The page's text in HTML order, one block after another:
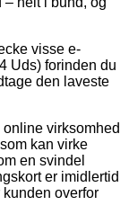
visse e-
Uds) forinden du
den laveste
virksomhed
kan virke
en svindel
er imidlertid
overfor